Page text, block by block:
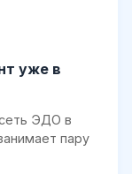
уже в
ЭДО в
пару